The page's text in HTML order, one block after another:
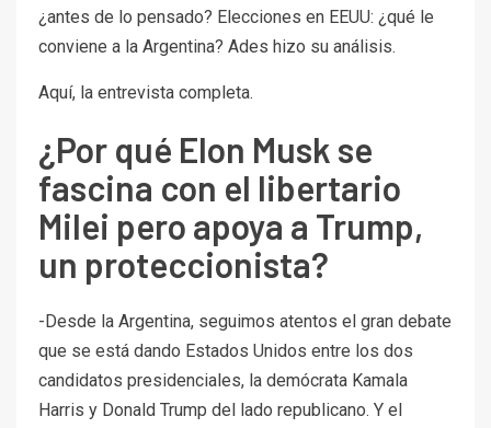
¿antes de lo pensado? Elecciones en EEUU: ¿qué le
conviene a la Argentina? Ades hizo su análisis.
Aquí, la entrevista completa.
¿Por qué Elon Musk se
fascina con el libertario
Milei pero apoya a Trump,
un proteccionista?
-Desde la Argentina, seguimos atentos el gran debate
que se está dando Estados Unidos entre los dos
candidatos presidenciales, la demócrata Kamala
Harris y Donald Trump del lado republicano. Y el